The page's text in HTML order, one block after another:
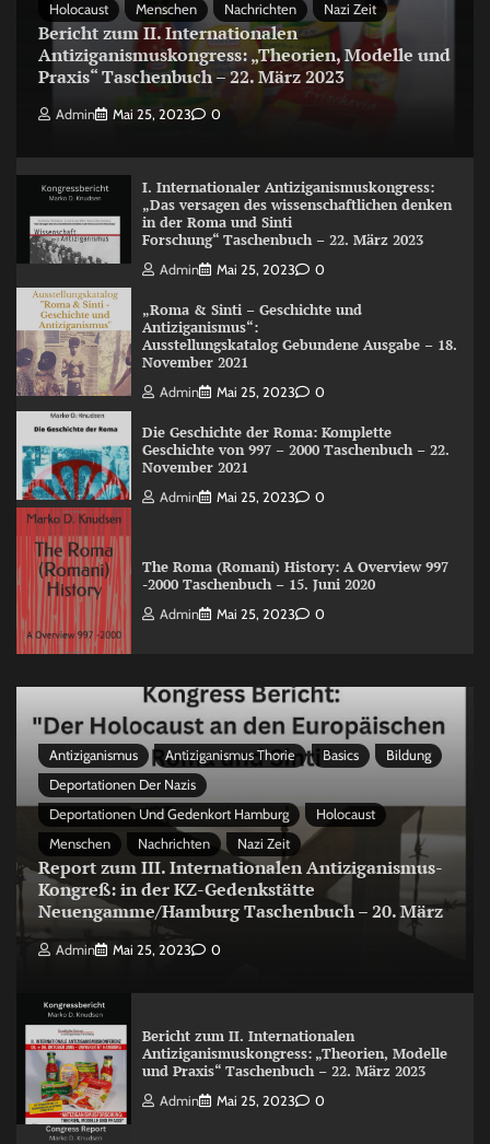
Holocaust
Menschen Nachrichten Nazi Zeit
Bericht zum II. Internationalen
Antiziganismuskongress: „Theorien, Modelle und
Praxis“ Taschenbuch – 22. März 2023
Admin Mai 25, 2023 0
I. Internationaler Antiziganismuskongress:
„Das versagen des wissenschaftlichen denken
in der Roma und Sinti
Forschung“ Taschenbuch – 22. März 2023
Admin Mai 25, 2023 0
„Roma & Sinti – Geschichte und
Antiziganismus“:
Ausstellungskatalog Gebundene Ausgabe – 18.
November 2021
Admin Mai 25, 2023 0
Die Geschichte der Roma: Komplette
Geschichte von 997 – 2000 Taschenbuch – 22.
November 2021
Admin Mai 25, 2023 0
The Roma (Romani) History: A Overview 997
-2000 Taschenbuch – 15. Juni 2020
Admin Mai 25, 2023 0
Antiziganismus Antiziganismus Thorie Basics
Bildung
Deportationen Der Nazis
Deportationen Und Gedenkort Hamburg
Holocaust
Menschen
Nachrichten Nazi Zeit
Report zum III. Internationalen Antiziganismus-
Kongreß: in der KZ-Gedenkstätte
Neuengamme/Hamburg Taschenbuch – 20. März
Admin Mai 25, 2023 0
Bericht zum II. Internationalen
Antiziganismuskongress: „Theorien, Modelle
und Praxis“ Taschenbuch – 22. März 2023
Admin Mai 25, 2023 0